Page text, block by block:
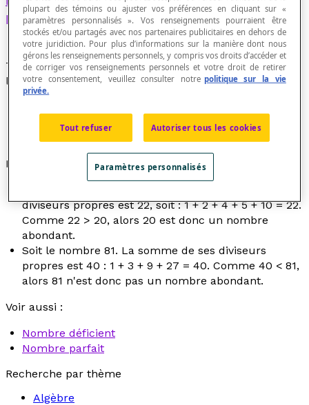
propresest supérieure au nombre lui-même.
Tous les nombres naturels peuvent être classés dans
l'une ou l'autre des trois classes suivantes :
nombres parfaits
nombres déficients
Exemples
diviseurs propres est 22, soit : 1 + 2 + 4 + 5 + 10 = 22.
Comme 22 > 20, alors 20 est donc un nombre
abondant.
Soit le nombre 81. La somme de ses diviseurs
propres est 40 : 1 + 3 + 9 + 27 = 40. Comme 40 < 81,
alors 81 n'est donc pas un nombre abondant.
Voir aussi :
Nombre déficient
Nombre parfait
Recherche par thème
Algèbre
plupart des témoins ou ajuster vos préférences en cliquant sur «
paramètres personnalisés ». Vos renseignements pourraient être
stockés et/ou partagés avec nos partenaires publicitaires en dehors de
votre juridiction. Pour plus d’informations sur la manière dont nous
gérons les renseignements personnels, y compris vos droits d’accéder et
de corriger vos renseignements personnels et votre droit de retirer
votre consentement, veuillez consulter notre politique sur la vie
privée.
Tout refuser Autoriser tous les cookies
Paramètres personnalisés